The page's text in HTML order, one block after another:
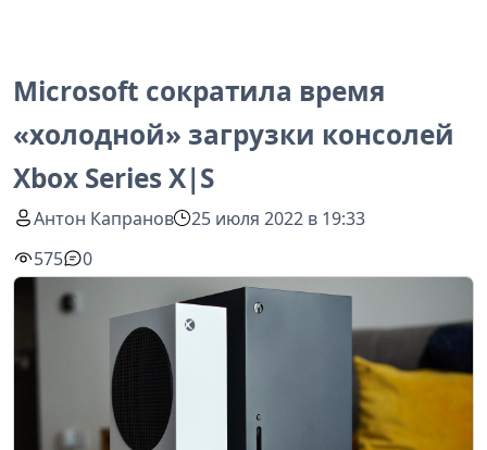
Microsoft сократила время
«холодной» загрузки консолей
Xbox Series X|S
Антон Капранов
25 июля 2022 в 19:33
575
0